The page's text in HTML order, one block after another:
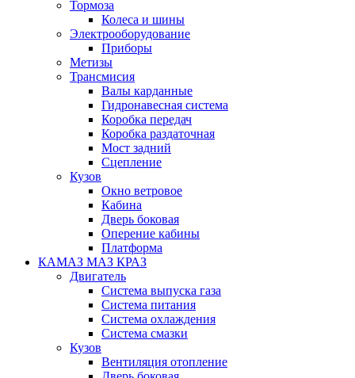
Тормоза
Колеса и шины
Электрооборудование
Приборы
Метизы
Трансмисия
Валы карданные
Гидронавесная система
Коробка передач
Коробка раздаточная
Мост задний
Сцепление
Кузов
Окно ветровое
Кабина
Дверь боковая
Оперение кабины
Платформа
КАМАЗ МАЗ КРАЗ
Двигатель
Система выпуска газа
Система питания
Система охлаждения
Система смазки
Кузов
Вентиляция отопление